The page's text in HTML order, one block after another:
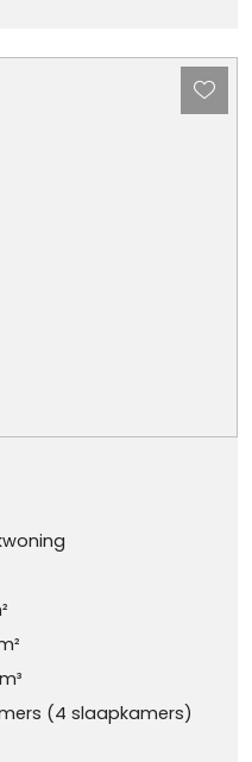
(4 slaapkamers)